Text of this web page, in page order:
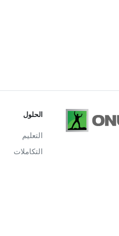
الحلول
التعليم
التكاملات